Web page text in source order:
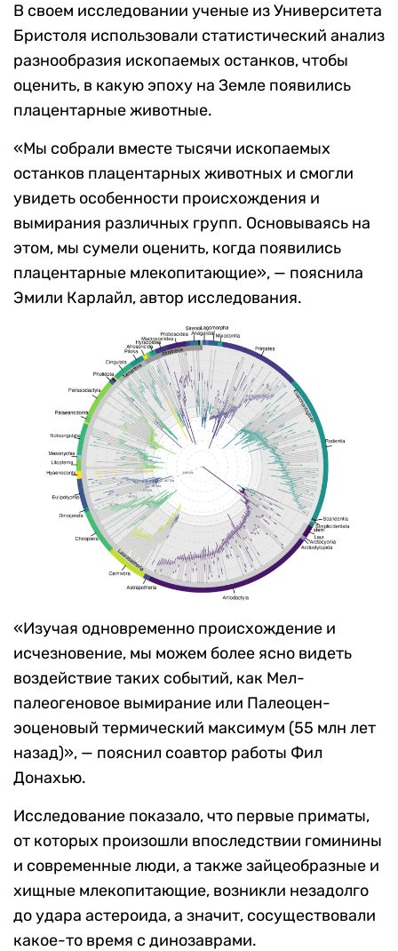
В своем исследовании ученые из Университета
Бристоля использовали статистический анализ
разнообразия ископаемых останков, чтобы
оценить, в какую эпоху на Земле появились
плацентарные животные.
«Мы собрали вместе тысячи ископаемых
останков плацентарных животных и смогли
увидеть особенности происхождения и
вымирания различных групп. Основываясь на
этом, мы сумели оценить, когда появились
плацентарные млекопитающие», — пояснила
Эмили Карлайл, автор исследования.
«Изучая одновременно происхождение и
исчезновение, мы можем более ясно видеть
воздействие таких событий, как Мел-
палеогеновое вымирание или Палеоцен-
эоценовый термический максимум (55 млн лет
назад)», — пояснил соавтор работы Фил
Донахью.
Исследование показало, что первые приматы,
от которых произошли впоследствии гоминины
и современные люди, а также зайцеобразные и
хищные млекопитающие, возникли незадолго
до удара астероида, а значит, сосуществовали
какое-то время с динозаврами.